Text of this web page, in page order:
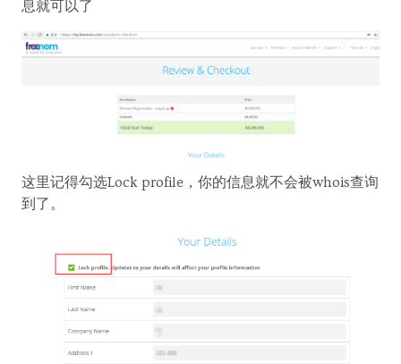
息就可以了
这里记得勾选Lock profile，你的信息就不会被whois查询
到了。